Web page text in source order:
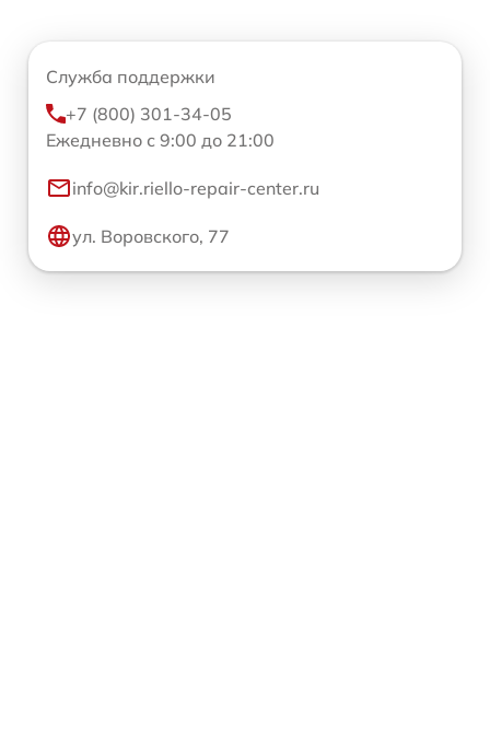
Служба поддержки
+7 (800) 301-34-05
Ежедневно с 9:00 до 21:00
info@kir.riello-repair-center.ru
ул. Воровского, 77